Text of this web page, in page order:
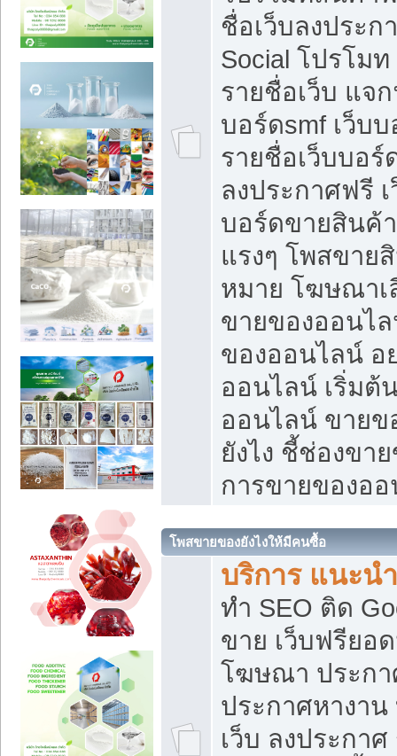
ชื่อเว็บลงประ
Social โปรโม
รายชื่อเว็บ แจ
บอร์ดsmf เว็บ
รายชื่อเว็บบอ
ลงประกาศฟรี
บอร์ดขายสินค้
แรงๆ โพสขาย
หมาย โฆษณาเ
ขายของออนไ
ของออนไลน์ อ
ออนไลน์ เริ่มต้
ออนไลน์ ขายข
ยังไง ชี้ช่องขา
การขายของอ
โพสขายของยังไงให้มีคนซื้อ
บริการ แนะน
ทำ SEO ติด
ขาย เว็บฟรียอ
โฆษณา ประกา
ประกาศหางา
เว็บ ลงประกา